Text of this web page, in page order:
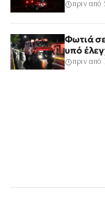
πριν από
Φωτιά
υπό
πριν από